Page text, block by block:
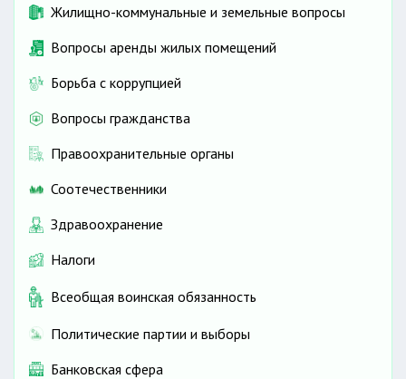
Жилищно-коммунальные и земельные вопросы
Вопросы аренды жилых помещений
Борьба с коррупцией
Вопросы гражданства
Правоохранительные органы
Соотечественники
Здравоохранение
Налоги
Всеобщая воинская обязанность
Политические партии и выборы
Банковская сфера